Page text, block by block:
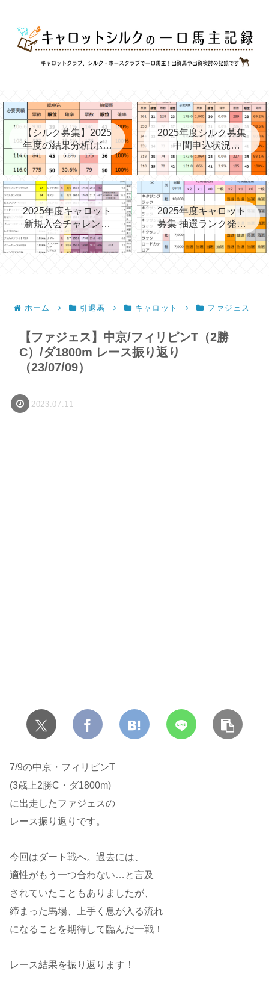
【シルク募集】2025
年度の結果分析(ボー
ダー、確率、昨年度
との比較など)
2025年度シルク募集
中間申込状況
②(08/06)と昨年の中
間③→最終
2025年度キャロット
新規入会チャレンジ
と第2次募集を考える
2025年度キャロット
募集 抽選ランク発表
(09/11)
ホーム 引退馬 キャロット ファジェス
【ファジェス】中京/フィリピンT（2勝
C）/ダ1800m レース振り返り
（23/07/09）
2023.07.11
7/9の中京・フィリピンT
(3歳上2勝C・ダ1800m)
に出走したファジェスの
レース振り返りです。
今回はダート戦へ。過去には、
適性がもう一つ合わない…と言及
されていたこともありましたが、
締まった馬場、上手く息が入る流れ
になることを期待して臨んだ一戦！
レース結果を振り返ります！